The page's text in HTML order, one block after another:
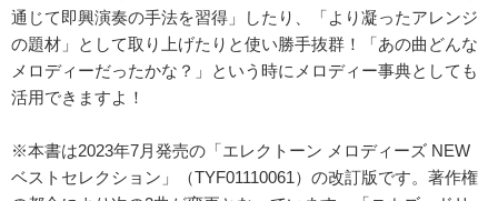
通じて即興演奏の手法を習得」したり、「より凝ったアレンジ
の題材」として取り上げたりと使い勝手抜群！「あの曲どんな
メロディーだったかな？」という時にメロディー事典としても
活用できますよ！
※本書は2023年7月発売の「エレクトーン メロディーズ NEW
ベストセレクション」（TYF01110061）の改訂版です。著作権